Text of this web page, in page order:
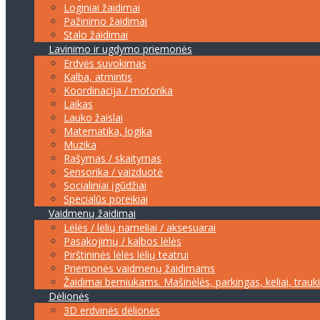
Loginiai žaidimai
Pažinimo žaidimai
Stalo žaidimai
Lavinimo ir ugdymo priemonės
Erdvės suvokimas
Kalba, atmintis
Koordinacija / motorika
Laikas
Lauko žaislai
Matematika, logika
Muzika
Rašymas / skaitymas
Sensorika / vaizduotė
Socialiniai įgūdžiai
Specialūs poreikiai
Vaidmenų žaidimai
Lėlės / lėlių nameliai / aksesuarai
Pasakojimų / kalbos lėlės
Pirštininės lėlės lėlių teatrui
Priemonės vaidmenų žaidimams
Žaidimai berniukams. Mašinėlės, parkingas, keliai,
Dėlionės
3D erdvinės dėlionės